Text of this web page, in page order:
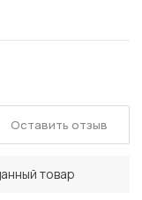
товар
Оставить отзыв